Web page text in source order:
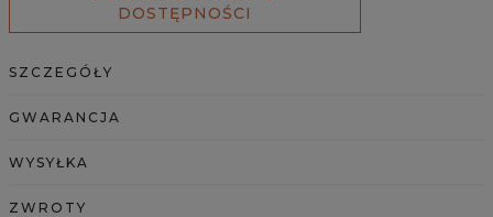
DOSTĘPNOŚCI
SZCZEGÓŁY
GWARANCJA
WYSYŁKA
ZWROTY